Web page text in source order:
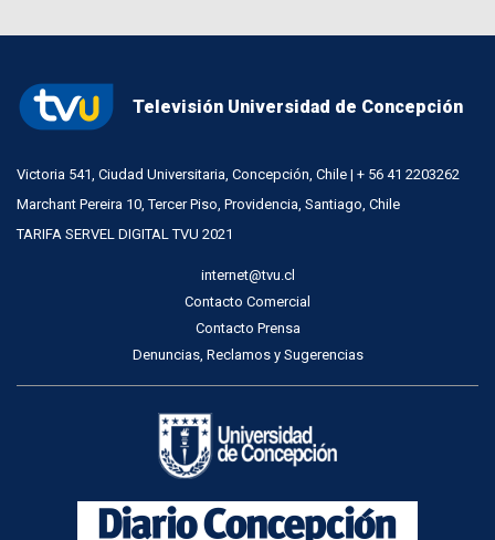
Televisión Universidad de Concepción
Victoria 541, Ciudad Universitaria, Concepción, Chile | + 56 41 2203262
Marchant Pereira 10, Tercer Piso, Providencia, Santiago, Chile
TARIFA SERVEL DIGITAL TVU 2021
internet@tvu.cl
Contacto Comercial
Contacto Prensa
Denuncias, Reclamos y Sugerencias